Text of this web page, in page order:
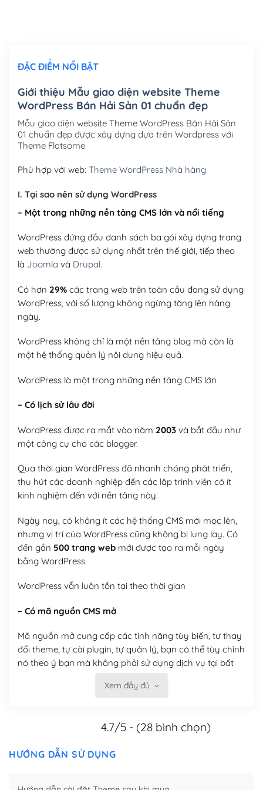
Mua thêm Host + Tên miền
Tên miền quốc tế .com .net .org (1 năm)
Tên miền Việt Nam .vn (1 năm)(+550,000₫)
Hosting 2GB SSD (1 năm)(+450,000₫)
Hosting 5GB SSD (1 năm)
Hosting 8GB SSD (1 năm) (+950,000₫)
ĐẶC ĐIỂM NỔI BẬT
Giới thiệu Mẫu giao diện website Theme
WordPress Bán Hải Sản 01 chuẩn đẹp
Mẫu giao diện website Theme WordPress Bán Hải Sản
01 chuẩn đẹp được xây dựng dựa trên Wordpress với
Theme Flatsome
Phù hợp với web: Theme WordPress Nhà hàng
I. Tại sao nên sử dụng WordPress
– Một trong những nền tảng CMS lớn và nổi tiếng
WordPress đứng đầu danh sách ba gói xây dựng trang
web thường được sử dụng nhất trên thế giới, tiếp theo
là Joomla và Drupal.
Có hơn 29%các trang web trên toàn cầu đang sử dụng
WordPress, với số lượng không ngừng tăng lên hàng
ngày.
WordPress không chỉ là một nền tảng blog mà còn là
một hệ thống quản lý nội dung hiệu quả.
WordPress là một trong những nền tảng CMS lớn
– Có lịch sử lâu đời
WordPress được ra mắt vào năm 2003và bắt đầu như
một công cụ cho các blogger.
Qua thời gian WordPress đã nhanh chóng phát triển,
thu hút các doanh nghiệp đến các lập trình viên có ít
kinh nghiệm đến với nền tảng này.
Ngày nay, có không ít các hệ thống CMS mới mọc lên,
nhưng vị trí của WordPress cũng không bị lung lay. Có
đến gần 500 trang webmới được tạo ra mỗi ngày
bằng WordPress.
WordPress vẫn luôn tồn tại theo thời gian
– Có mã nguồn CMS mở
Mã nguồn mở cung cấp các tính năng tùy biến, tự thay
đổi theme, tự cài plugin, tự quản lý, bạn có thể tùy chỉnh
nó theo ý bạn mà không phải sử dụng dịch vụ tại bất
Xem đầy đủ
4.7/5 - (28 bình chọn)
HƯỚNG DẪN SỬ DỤNG